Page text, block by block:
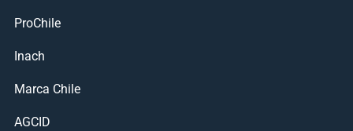
ProChile
Inach
Marca Chile
AGCID